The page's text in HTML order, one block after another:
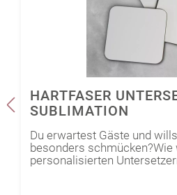
HARTFASER
SUBLIMATION
Du erwartest Gäste und
besonders
personalisierten